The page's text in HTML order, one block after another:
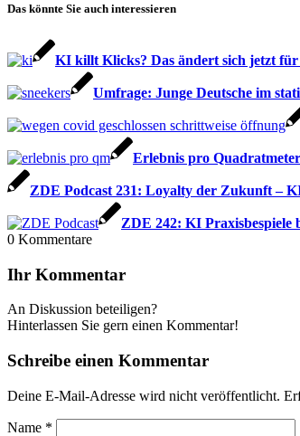
Das könnte Sie auch interessieren
KI killt Klicks? Das ändert sich jetzt für
Umfrage: Junge Deutsche im
Erlebnis pro
ZDE Podcast 231: Loyalty der Zukunft –
ZDE 242: KI Praxisbespiele
0 Kommentare
Ihr Kommentar
An Diskussion beteiligen?
Hinterlassen Sie gern einen Kommentar!
Schreibe einen Kommentar
Deine E-Mail-Adresse wird nicht veröffentlicht.
Name *